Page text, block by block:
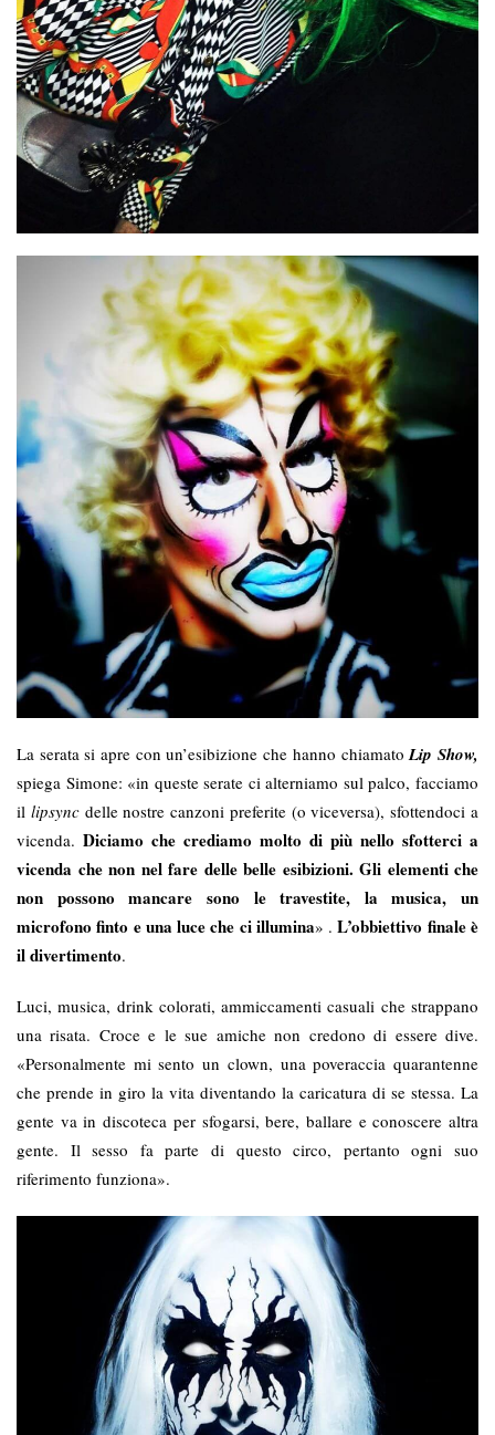
La serata si apre con un’esibizione che hanno chiamatoLip Show,
spiega Simone: «in queste serate ci alterniamo sul palco, facciamo
il lipsyncdelle nostre canzoni preferite (o viceversa), sfottendoci a
vicenda. Diciamo che crediamo molto di più nello sfotterci a
vicenda che non nel fare delle belle esibizioni. Gli elementi che
non possono mancare sono le travestite, la musica, un
microfono finto e una luce che ci illumina» .L’obbiettivo finale è
il divertimento.
Luci, musica, drink colorati, ammiccamenti casuali che strappano
una risata. Croce e le sue amiche non credono di essere dive.
«Personalmente mi sento un clown, una poveraccia quarantenne
che prende in giro la vita diventando la caricatura di se stessa. La
gente va in discoteca per sfogarsi, bere, ballare e conoscere altra
gente. Il sesso fa parte di questo circo, pertanto ogni suo
riferimento funziona».